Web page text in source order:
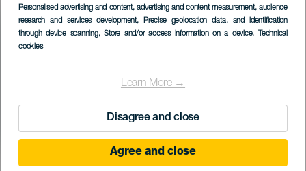
Personalised advertising and content, advertising and content measurement, audience
research and services development, Precise geolocation data, and identification
through device scanning, Store and/or access information on a device, Technical
cookies
Learn More →
Disagree and close
Agree and close
Imagen
Listado